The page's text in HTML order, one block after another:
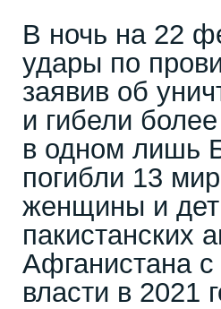
В ночь на 22
удары по
заявив об
и гибели
в одном лишь
погибли 13
женщины и
пакистанских
Афганистана
власти в 2021